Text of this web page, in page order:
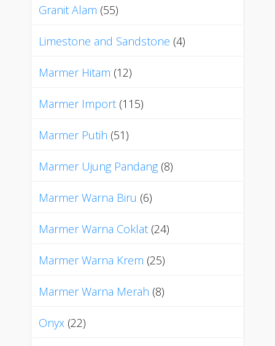
Granit Alam (55)
Limestone and Sandstone (4)
Marmer Hitam (12)
Marmer Import (115)
Marmer Putih (51)
Marmer Ujung Pandang (8)
Marmer Warna Biru (6)
Marmer Warna Coklat (24)
Marmer Warna Krem (25)
Marmer Warna Merah (8)
Onyx (22)